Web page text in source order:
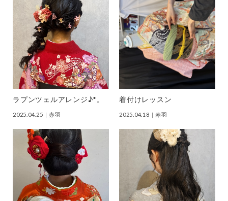
ラプンツェルアレンジ♪*。
2025.04.25 ｜赤羽
着付けレッスン
2025.04.18 ｜赤羽